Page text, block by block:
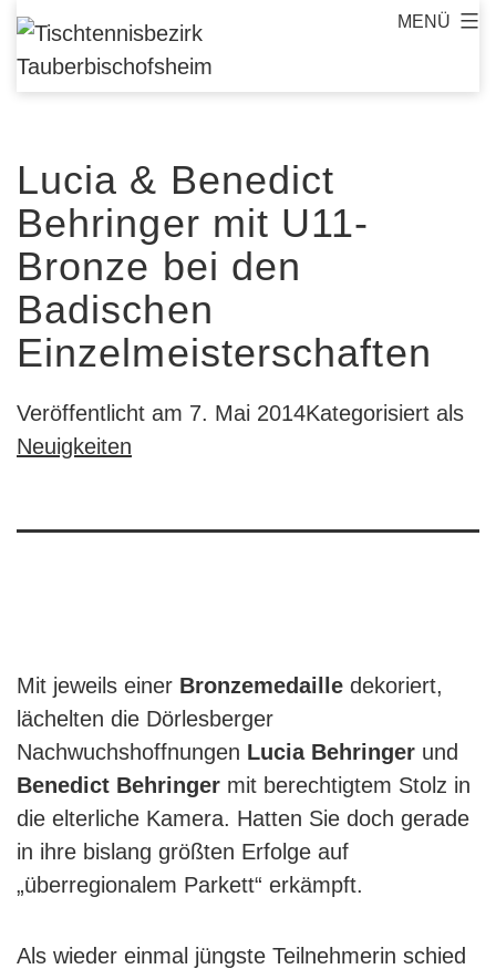
Zum
Inhalt
springen
Tischtennisbezirk
Tauberbischofsheim
MENÜ
Lucia & Benedict
Behringer mit U11-
Bronze bei den
Badischen
Einzelmeisterschaften
Veröffentlicht am 7. Mai 2014Kategorisiert als
Neuigkeiten
Mit jeweils einer Bronzemedaille dekoriert,
lächelten die Dörlesberger
Nachwuchshoffnungen Lucia Behringer und
Benedict Behringer mit berechtigtem Stolz in
die elterliche Kamera. Hatten Sie doch gerade
in ihre bislang größten Erfolge auf
„überregionalem Parkett“ erkämpft.
Als wieder einmal jüngste Teilnehmerin schied